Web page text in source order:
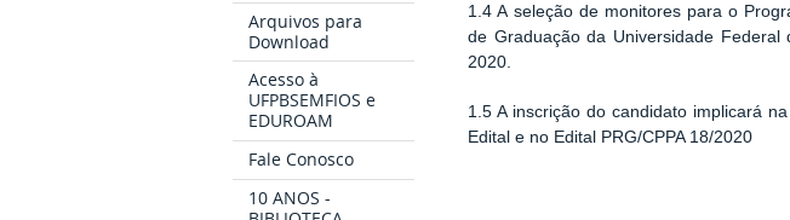
Arquivos para
Download
Acesso à
UFPBSEMFIOS e
EDUROAM
Fale Conosco
10 ANOS -
1.4 A seleção de monitores para o
de Graduação da Universidade
2020.
1.5 A inscrição do candidato implicará
Edital e no Edital PRG/CPPA 18/2020